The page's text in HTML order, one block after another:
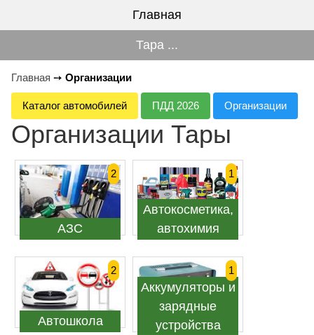
Главная
Тара ...
Главная ➙ Организации
Каталог автомобилей ПДД 2026 Организации
Организации Тары
АЗС
2
Автокосметика,
автохимия
1
Автошкола
2
Аккумуляторы и
зарядные
устройства
1